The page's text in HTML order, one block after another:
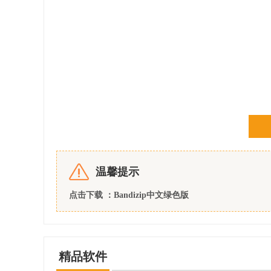
1.高速归档：
avi，wmv、mp3这类的文件是很难压缩的，而
2.更快的拖拽压缩/解压缩：
温馨提示
点击下载 ： Bandizip中文绿色版
精品软件